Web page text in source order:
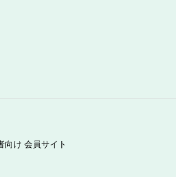
向け 会員サイト